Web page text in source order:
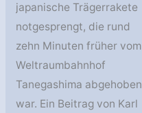
japanische Trägerrakete
notgesprengt, die rund
zehn Minuten früher vom
Weltraumbahnhof
Tanegashima abgehoben
war. Ein Beitrag von Karl